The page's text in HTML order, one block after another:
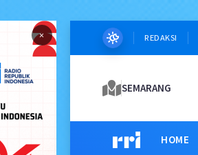
× REDAKSI
SEMARANG
HOME